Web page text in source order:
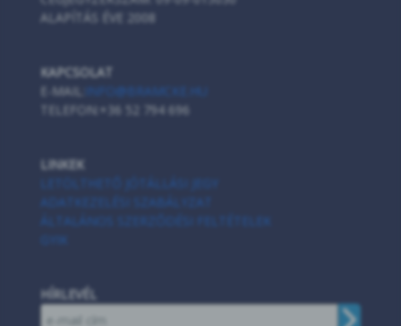
ALAPÍTÁS ÉVE
2008
KAPCSOLAT
E-MAIL:
INFO@BRAMCKE.HU
TELEFON: +36 52 794 696
LINKEK
ADATKEZELÉSI SZABÁLYZAT
ÁLTALÁNOS SZERZŐDÉSI FELTÉTELEK
GYIK
HÍRLEVÉL